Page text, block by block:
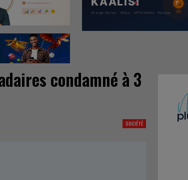
condamné à 3
SOCIÉTÉ